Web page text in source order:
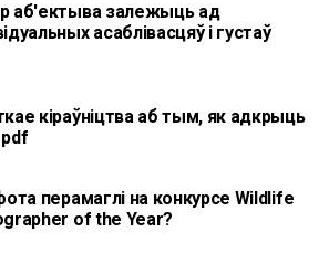
аб'ектыва залежыць ад
асаблівасцяў і густаў
кіраўніцтва аб тым, як адкрыць
перамаглі на конкурсе Wildlife
of the Year?